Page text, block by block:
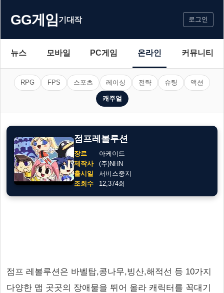
GG게임기대작 로그인
뉴스 모바일 PC게임 온라인 커뮤니티
RPG FPS 스포츠 레이싱 전략 슈팅 액션
캐주얼
점프레볼루션
장르
아케이드
제작사
(주)NHN
출시일
서비스중지
조회수
12,374회
점프 레볼루션은 바벨탑,콩나무,빙산,해적선 등 10가지
다양한 맵 곳곳의 장애물을 뛰어 올라 캐릭터를 꼭대기